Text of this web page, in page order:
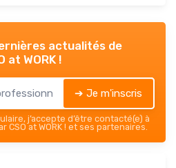
actualités de
at WORK !
➔ Je m'inscris
j’accepte d’être contacté(e) à
CSO at WORK ! et ses partenaires.